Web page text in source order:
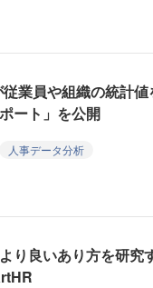
業員や組織の統計
ート」を公開
人事データ分析
り良いあり方を研究